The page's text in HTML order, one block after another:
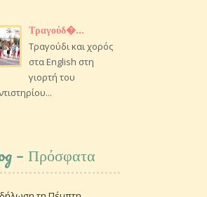
Τραγούδ�...
Τραγούδι και χορός
στα English στη
γιορτή του
– Πρόσφατα